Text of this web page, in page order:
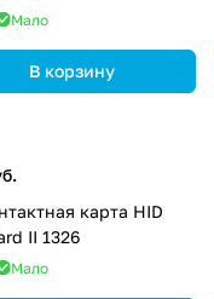
Мало
В корзину
карта HID
II 1326
Мало